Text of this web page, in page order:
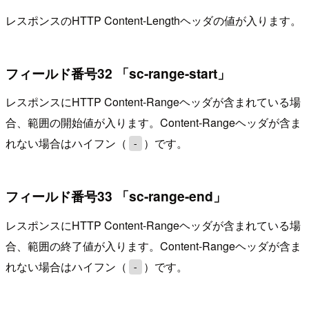
レスポンスのHTTP Content-Lengthヘッダの値が入ります。
フィールド番号32 「sc-range-start」
レスポンスにHTTP Content-Rangeヘッダが含まれている場
合、範囲の開始値が入ります。Content-Rangeヘッダが含ま
れない場合はハイフン（
- ）です。
フィールド番号33 「sc-range-end」
レスポンスにHTTP Content-Rangeヘッダが含まれている場
合、範囲の終了値が入ります。Content-Rangeヘッダが含ま
れない場合はハイフン（
- ）です。